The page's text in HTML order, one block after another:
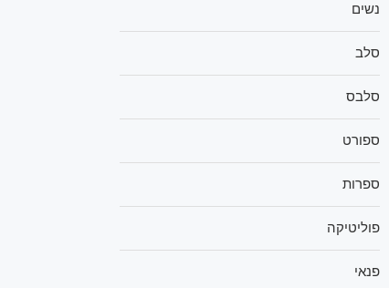
נשים
סלב
סלבס
ספורט
ספרות
פוליטיקה
פנאי